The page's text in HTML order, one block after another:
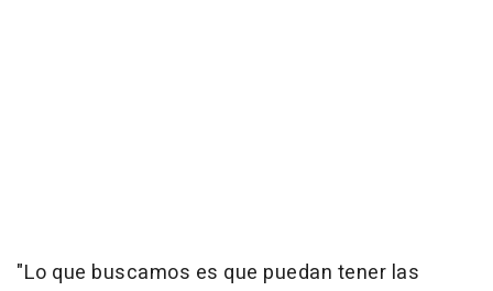
"Lo que buscamos es que puedan tener las